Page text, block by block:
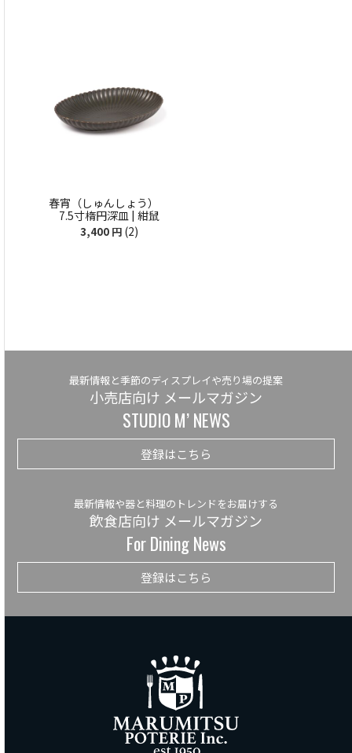
春宵（しゅんしょう）
7.5寸楕円深皿 | 紺鼠
3,400 円 (2)
最新情報と季節のディスプレイや売り場の提案
小売店向け メールマガジン
STUDIO M’ NEWS
登録はこちら
最新情報や器と料理のトレンドをお届けする
飲食店向け メールマガジン
For Dining News
登録はこちら